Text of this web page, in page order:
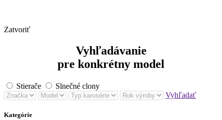
Zatvoriť
Vyhľadávanie
pre konkrétny model
Stierače
Slnečné clony
Vyhľadať
Kategórie